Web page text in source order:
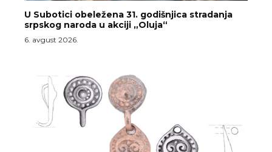
U Subotici obeležena 31. godišnjica stradanja
srpskog naroda u akciji „Oluja“
6. avgust 2026.